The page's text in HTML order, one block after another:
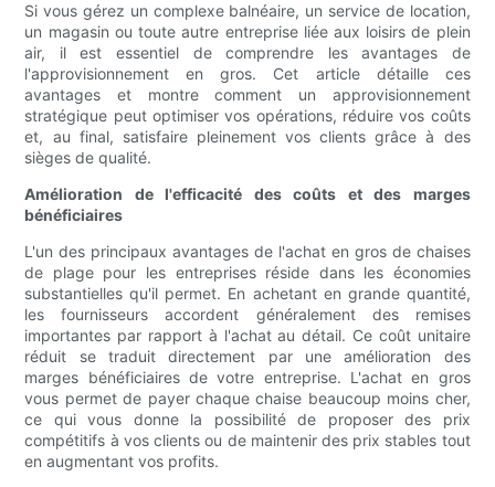
Si vous gérez un complexe balnéaire, un service de location,
un magasin ou toute autre entreprise liée aux loisirs de plein
air, il est essentiel de comprendre les avantages de
l'approvisionnement en gros. Cet article détaille ces
avantages et montre comment un approvisionnement
stratégique peut optimiser vos opérations, réduire vos coûts
et, au final, satisfaire pleinement vos clients grâce à des
sièges de qualité.
Amélioration de l'efficacité des coûts et des marges
bénéficiaires
L'un des principaux avantages de l'achat en gros de chaises
de plage pour les entreprises réside dans les économies
substantielles qu'il permet. En achetant en grande quantité,
les fournisseurs accordent généralement des remises
importantes par rapport à l'achat au détail. Ce coût unitaire
réduit se traduit directement par une amélioration des
marges bénéficiaires de votre entreprise. L'achat en gros
vous permet de payer chaque chaise beaucoup moins cher,
ce qui vous donne la possibilité de proposer des prix
compétitifs à vos clients ou de maintenir des prix stables tout
en augmentant vos profits.